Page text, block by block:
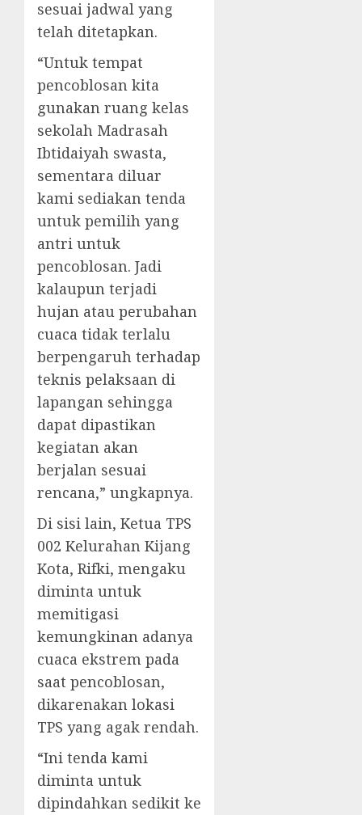
sesuai jadwal yang
telah ditetapkan.
“Untuk tempat
pencoblosan kita
gunakan ruang kelas
sekolah Madrasah
Ibtidaiyah swasta,
sementara diluar
kami sediakan tenda
untuk pemilih yang
antri untuk
pencoblosan. Jadi
kalaupun terjadi
hujan atau perubahan
cuaca tidak terlalu
berpengaruh terhadap
teknis pelaksaan di
lapangan sehingga
dapat dipastikan
kegiatan akan
berjalan sesuai
rencana,” ungkapnya.
Di sisi lain, Ketua TPS
002 Kelurahan Kijang
Kota, Rifki, mengaku
diminta untuk
memitigasi
kemungkinan adanya
cuaca ekstrem pada
saat pencoblosan,
dikarenakan lokasi
TPS yang agak rendah.
“Ini tenda kami
diminta untuk
dipindahkan sedikit ke